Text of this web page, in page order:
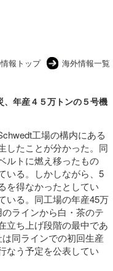
報トップ
海外情報一覧
、年産４５万トンの５号機
工場の構内にある
したことが分かった。同
ルトに燃え移ったもの
いる。しかしながら、5
を得なかったとしてい
いる。同工場の年産45万
ラインから白・茶のテ
立ち上げ段階の最中であ
同ラインでの初回生産
なう予定を公表してい